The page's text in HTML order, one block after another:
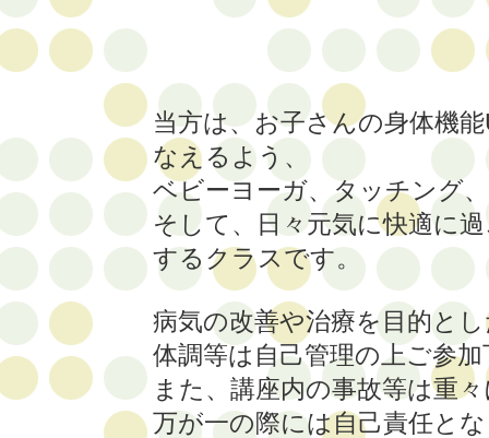
当方は、お子さんの身体機
なえるよう、
ベビーヨーガ、タッチング
そして、日々元気に快適に
するクラスです。
病気の改善や治療を目的と
体調等は自己管理の上ご参
また、講座内の事故等は重
万が一の際には自己責任と